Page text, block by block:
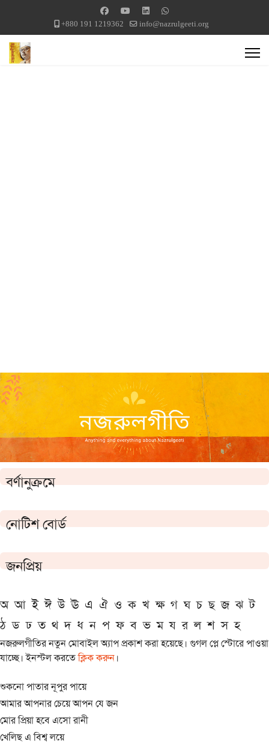
+880 191 1219362 info@nazrulgeeti.org
বর্ণানুক্রমে
নোটিশ বোর্ড
জনপ্রিয়
অ আ ই ঈ উ ঊ এ ঐ ও ক খ ক্ষ গ ঘ চ ছ জ ঝ ট
ঠ ড ঢ ত থ দ ধ ন প ফ ব ভ ম য র ল শ স হ
নজরুলগীতির নতুন মোবাইল অ্যাপ প্রকাশ করা হয়েছে। গুগল প্লে স্টোরে পাওয়া
যাচ্ছে। ইনস্টল করতেক্লিক করুন।
শুকনো পাতার নূপুর পায়ে
আমার আপনার চেয়ে আপন যে জন
মোর প্রিয়া হবে এসো রানী
খেলিছ এ বিশ্ব লয়ে